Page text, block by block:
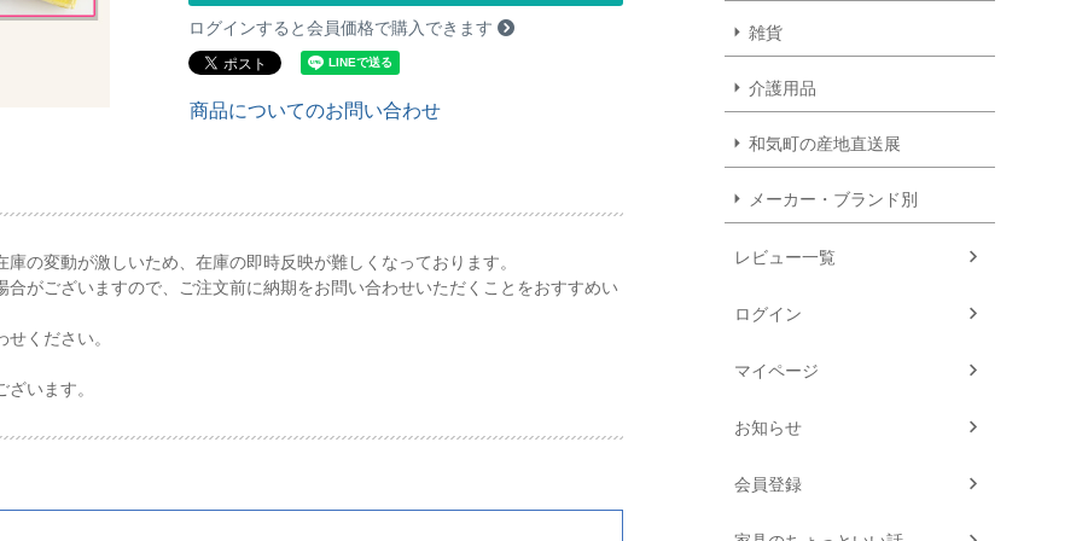
ログインすると会員価格で購入できます
商品についてのお問い合わせ
の変動が激しいため、在庫の即時反映が難しくなっております。
がございますので、ご注文前に納期をお問い合わせいただくことをおすすめい
ください。
います。
雑貨
介護用品
和気町の産地直送展
メーカー・ブランド別
レビュー一覧
ログイン
マイページ
お知らせ
会員登録